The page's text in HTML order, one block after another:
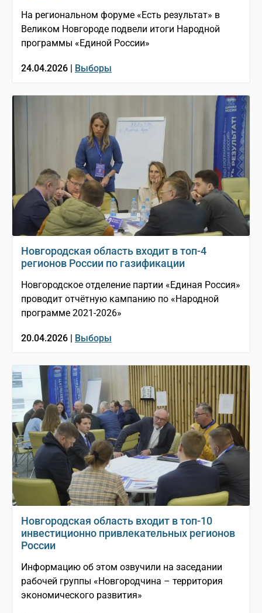
На региональном форуме «Есть результат» в
Великом Новгороде подвели итоги Народной
программы «Единой России»
24.04.2026 | Выборы
Новгородская область входит в топ-4
регионов России по газификации
Новгородское отделение партии «Единая Россия»
проводит отчётную кампанию по «Народной
программе 2021-2026»
20.04.2026 | Выборы
Новгородская область входит в топ-10
инвестиционно привлекательных регионов
России
Информацию об этом озвучили на заседании
рабочей группы «Новгородчина – территория
экономического развития»